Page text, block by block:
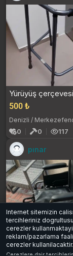
500 ₺
Denizli /
0 0 117
pınar
Siyah tekerlekli
Internet sitemizin
tercihleriniz
cerezler
reklam/pazarlama
cerezler kullanilacaktir.
Cerezlere dair